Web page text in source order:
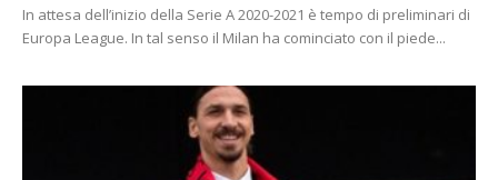
In attesa dell’inizio della Serie A 2020-2021 è tempo di preliminari di
Europa League. In tal senso il Milan ha cominciato con il piede...